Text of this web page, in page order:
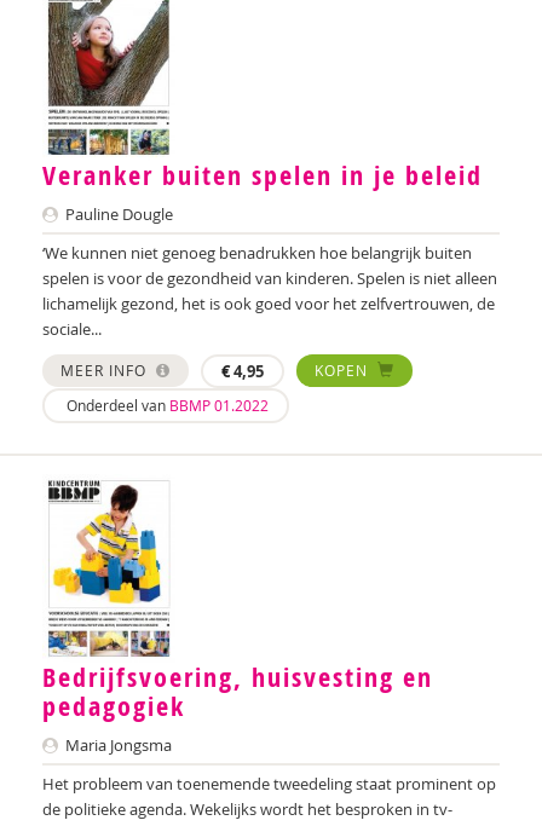
Ferre Laevers
Paul Leseman
Marga van der Linden
Marije Magito
Jelka Matlung
Mirjam Meeuwissen
Jessica Menheere
Gerdi Meyknecht
Rianne van der Molen
Jeanine Mulder
Kirsten Nøhr
An Piessens
Mandy Pijl
Sabine Plamper
Janneke Plantenga
Rick Ploemen
Ilse Raasing
Veranker buiten spelen in je beleid
Pauline Dougle
‘We kunnen niet genoeg benadrukken hoe belangrijk buiten
spelen is voor de gezondheid van kinderen. Spelen is niet alleen
lichamelijk gezond, het is ook goed voor het zelfvertrouwen, de
sociale...
MEER INFO €4,95
KOPEN
Onderdeel van BBMP 01.2022
Bedrijfsvoering, huisvesting en
pedagogiek
Maria Jongsma
Het probleem van toenemende tweedeling staat prominent op
de politieke agenda. Wekelijks wordt het besproken in tv-